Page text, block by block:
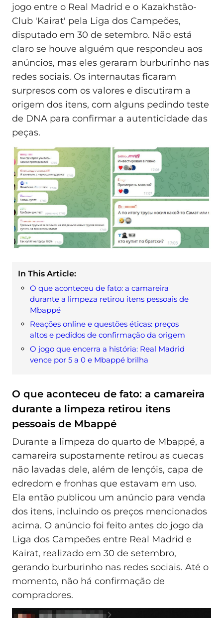
jogo entre o Real Madrid e o Kazakhstão-
Club 'Kairat' pela Liga dos Campeões,
disputado em 30 de setembro. Não está
claro se houve alguém que respondeu aos
anúncios, mas eles geraram burburinho nas
redes sociais. Os internautas ficaram
surpresos com os valores e discutiram a
origem dos itens, com alguns pedindo teste
de DNA para confirmar a autenticidade das
peças.
In This Article:
O que aconteceu de fato: a camareira
durante a limpeza retirou itens pessoais de
Mbappé
Reações online e questões éticas: preços
altos e pedidos de confirmação da origem
O jogo que encerra a história: Real Madrid
vence por 5 a 0 e Mbappé brilha
O que aconteceu de fato: a camareira
durante a limpeza retirou itens
pessoais de Mbappé
Durante a limpeza do quarto de Mbappé, a
camareira supostamente retirou as cuecas
não lavadas dele, além de lençóis, capa de
edredom e fronhas que estavam em uso.
Ela então publicou um anúncio para venda
dos itens, incluindo os preços mencionados
acima. O anúncio foi feito antes do jogo da
Liga dos Campeões entre Real Madrid e
Kairat, realizado em 30 de setembro,
gerando burburinho nas redes sociais. Até o
momento, não há confirmação de
compradores.